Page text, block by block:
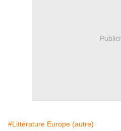
#Littérature Europe (autre)